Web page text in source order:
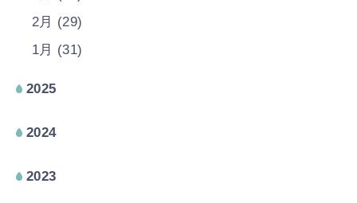
2月 (29)
1月 (31)
2025
2024
2023